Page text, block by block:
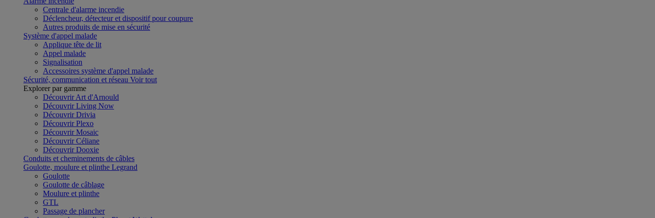
Centrale d'alarme incendie
Déclencheur, détecteur et dispositif pour coupure
Autres produits de mise en sécurité
Système d'appel malade
Applique tête de lit
Appel malade
Signalisation
Accessoires système d'appel malade
Sécurité, communication et réseau Voir tout
Explorer par gamme
Découvrir Art d'Arnould
Découvrir Living Now
Découvrir Drivia
Découvrir Plexo
Découvrir Mosaic
Découvrir Céliane
Découvrir Dooxie
Conduits et cheminements de câbles
Goulotte, moulure et plinthe Legrand
Goulotte
Goulotte de câblage
Moulure et plinthe
GTL
Passage de plancher